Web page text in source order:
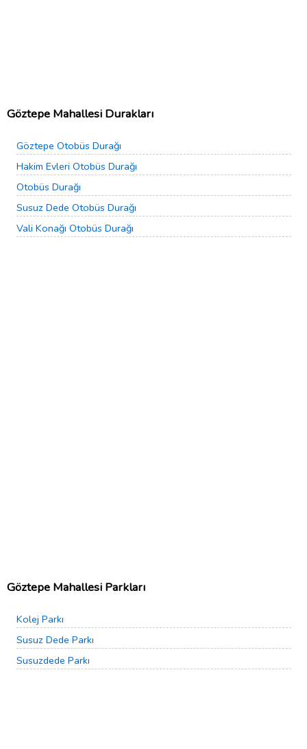
Göztepe Mahallesi Durakları
Göztepe Otobüs Durağı
Hakim Evleri Otobüs Durağı
Otobüs Durağı
Susuz Dede Otobüs Durağı
Vali Konağı Otobüs Durağı
Göztepe Mahallesi Parkları
Kolej Parkı
Susuz Dede Parkı
Susuzdede Parkı